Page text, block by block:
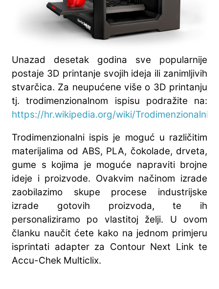
Unazad desetak godina sve popularnije
postaje 3D printanje svojih ideja ili zanimljivih
stvarčica. Za neupućene više o 3D printanju
tj. trodimenzionalnom ispisu podražite na:
https://hr.wikipedia.org/wiki/
Trodimenzionalni ispis je moguć u različitim
materijalima od ABS, PLA, čokolade, drveta,
gume s kojima je moguće napraviti brojne
ideje i proizvode. Ovakvim načinom izrade
zaobilazimo skupe procese industrijske
izrade gotovih proizvoda, te ih
personaliziramo po vlastitoj želji. U ovom
članku naučit ćete kako na jednom primjeru
isprintati adapter za Contour Next Link te
Accu-Chek Multiclix.